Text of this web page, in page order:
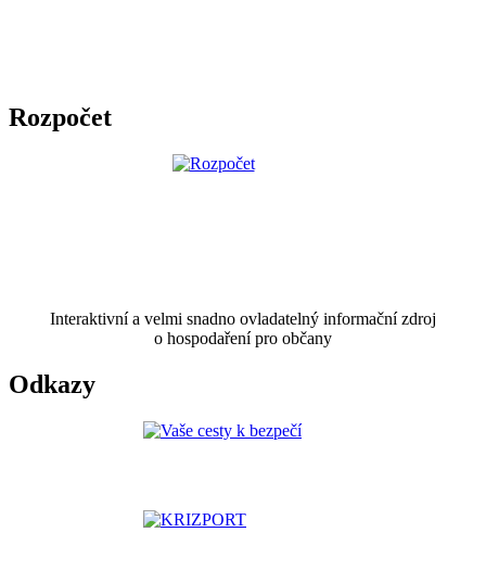
Rozpočet
Interaktivní a velmi snadno ovladatelný informační zdroj
o hospodaření pro občany
Odkazy